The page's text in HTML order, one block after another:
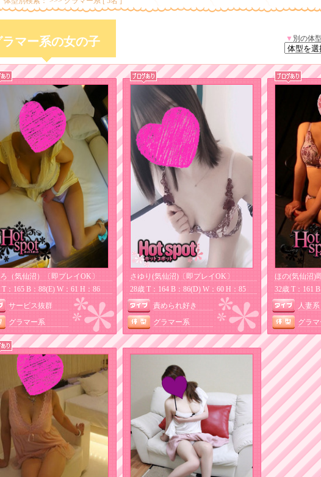
ラマー系の女の子 ▼ 別の体
（気仙沼）〔即プレイOK〕
T：165 B：88(E) W：61 H：86
サービス抜群
グラマー系
さゆり(気仙沼)〔即プレイOK〕
28歳 T：164 B：86(D) W：60 H：85
責められ好き
グラマー系
ほの(気仙沼)
32歳 T：161
人妻系
グラ